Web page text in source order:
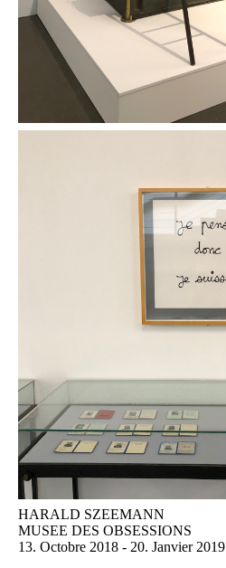
HARALD SZEEMANN
MUSEE DES OBSESSIONS
13. Octobre 2018 - 20. Janvier 2019